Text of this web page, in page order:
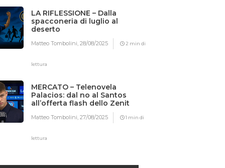
LA RIFLESSIONE – Dalla
spacconeria di luglio al
deserto
Matteo Tombolini,28/08/2025 2 min di
lettura
MERCATO – Telenovela
Palacios: dal no al Santos
all’offerta flash dello Zenit
Matteo Tombolini,27/08/2025 1 min di
lettura